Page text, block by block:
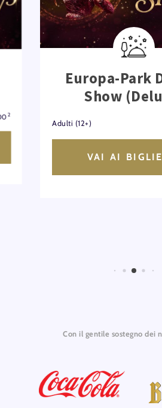
2
Europa-Park
Show
Adulti (12+)
VAI AI
Con il gentile sostegno dei